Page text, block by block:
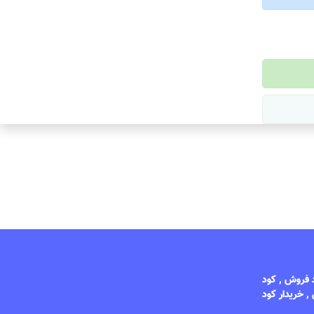
فروش , کود
خریدار کود